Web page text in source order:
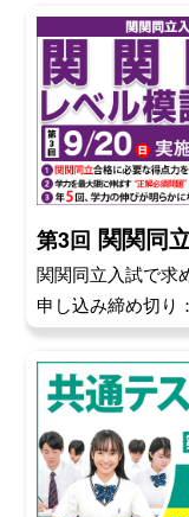
機構、大塚製
生命科学部
NTTデータ、
イン、スズキ
力、三菱電機
品、東亞合成、
薬、農林水産
スポーツ健康科
J-オイルミルズ
ウエルシア薬局
ニ・チャーム
和、財務省、
保険、富士ソ
総合心理学部
JTB、NEC、
ンジャパン、カ
第3回 関関同
関関同立入試で求
申し込み締め切り